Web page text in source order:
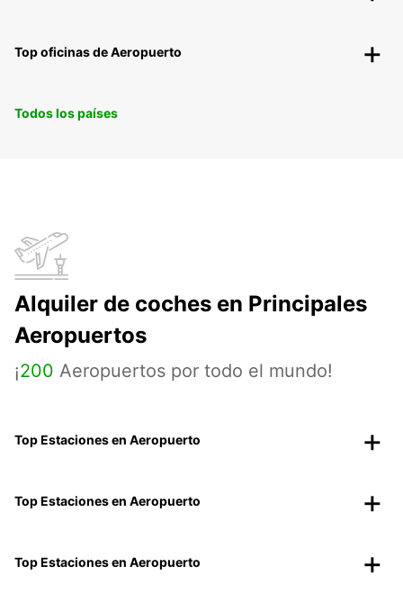
Top oficinas de Aeropuerto
Todos los países
Alquiler de coches en Principales
Aeropuertos
¡200 Aeropuertos por todo el mundo!
Top Estaciones en Aeropuerto
Top Estaciones en Aeropuerto
Top Estaciones en Aeropuerto